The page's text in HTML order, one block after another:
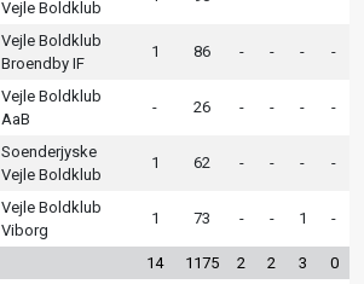
Vejle Boldklub
Vejle Boldklub
Broendby IF
1 86 - - - -
Vejle Boldklub
AaB
- 26 - - - -
Soenderjyske
Vejle Boldklub
1 62 - - - -
Vejle Boldklub
Viborg
1 73 - - 1 -
14 1175 2 2 3 0